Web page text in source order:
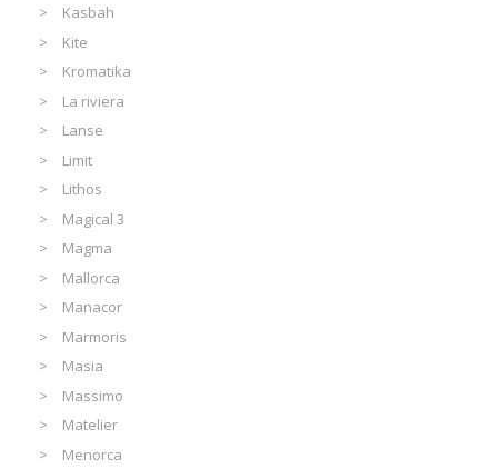
Kasbah
Kite
Kromatika
La riviera
Lanse
Limit
Lithos
Magical 3
Magma
Mallorca
Manacor
Marmoris
Masia
Massimo
Matelier
Menorca